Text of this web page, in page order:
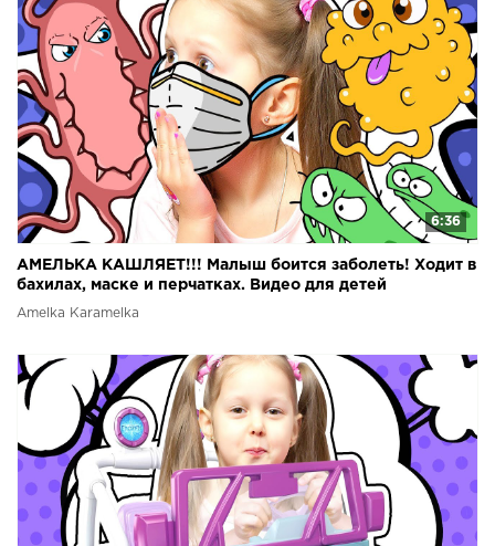
6:36
АМЕЛЬКА КАШЛЯЕТ!!! Малыш боится заболеть! Ходит в
бахилах, маске и перчатках. Видео для детей
Amelka Karamelka